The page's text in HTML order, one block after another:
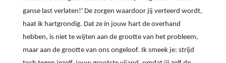
ganse last verlaten!' De zorgen waardoor jij verteerd wordt,
haat ik hartgrondig. Dat ze in jouw hart de overhand
hebben, is niet te wijten aan de grootte van het probleem,
maar aan de grootte van ons ongeloof. Ik smeek je: strijd